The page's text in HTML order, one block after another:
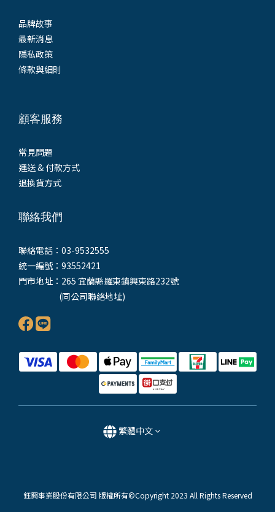
品牌故事
最新消息
隱私政策
條款與細則
顧客服務
常見問題
運送 & 付款方式
退換貨方式
聯絡我們
聯絡電話：03-9532555
統一編號：93552421
門市地址：265 宜蘭縣羅東鎮興東路232號
(同公司聯絡地址)
繁體中文
鈺興事業股份有限公司 版權所有©Copyright 2023 All Rights Reserved